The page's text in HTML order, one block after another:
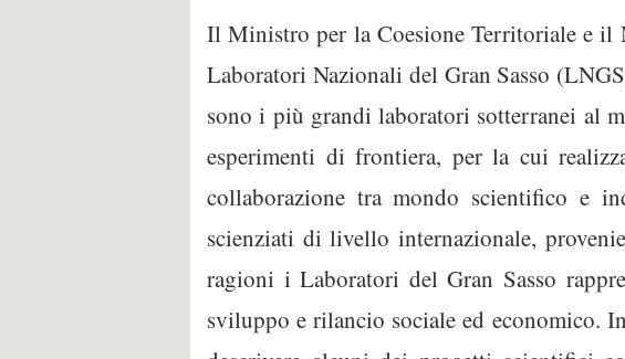
Il Ministro per la Coesione Territoriale e
Laboratori Nazionali del Gran Sasso
sono i più grandi laboratori sotterranei al
esperimenti di frontiera, per la cui
collaborazione tra mondo scientifico e
scienziati di livello internazionale,
ragioni i Laboratori del Gran Sasso
sviluppo e rilancio sociale ed economico.